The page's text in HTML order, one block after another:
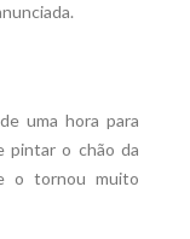
uma hora para
pintar o chão da
o tornou muito